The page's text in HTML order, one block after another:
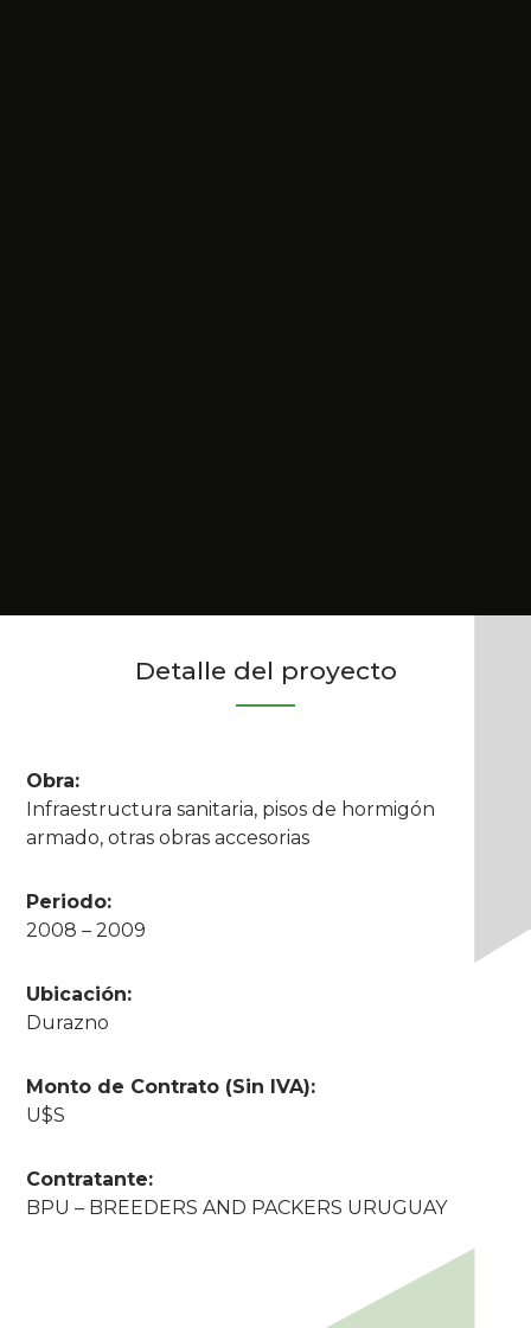
Detalle del proyecto
Obra:
Infraestructura sanitaria, pisos de hormigón
armado, otras obras accesorias
Periodo:
2008 – 2009
Ubicación:
Durazno
Monto de Contrato (Sin IVA):
U$S
Contratante:
BPU – BREEDERS AND PACKERS URUGUAY